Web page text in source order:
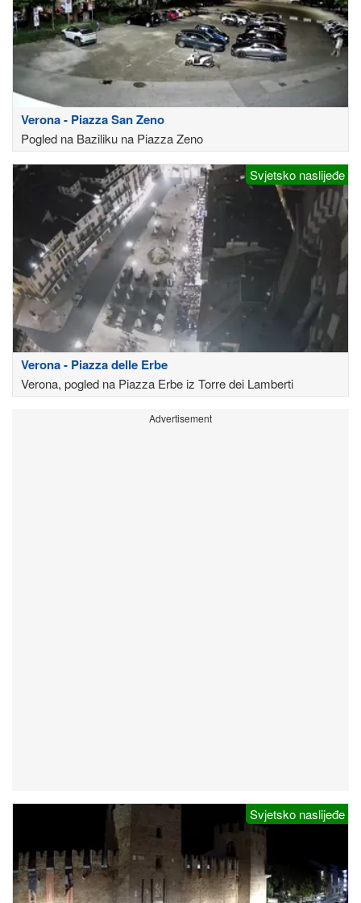
Verona - Piazza San Zeno
Pogled na Baziliku na Piazza Zeno
Svjetsko naslijeđe
Verona - Piazza delle Erbe
Verona, pogled na Piazza Erbe iz Torre dei Lamberti
Advertisement
Svjetsko naslijeđe